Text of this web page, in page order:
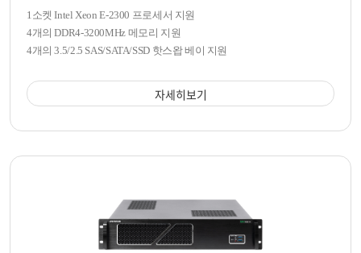
1소켓 Intel Xeon E-2300 프로세서 지원
4개의 DDR4-3200MHz 메모리 지원
4개의 3.5/2.5 SAS/SATA/SSD 핫스왑 베이 지원
자세히보기